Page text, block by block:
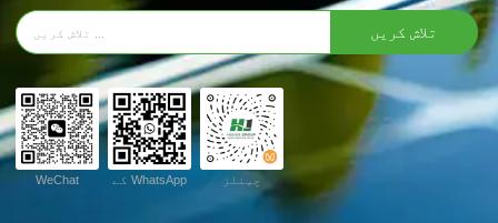
تلاش کریں
WeChat WhatsApp کے چینلز